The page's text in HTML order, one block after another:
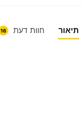
תיאור חוות דעת 16